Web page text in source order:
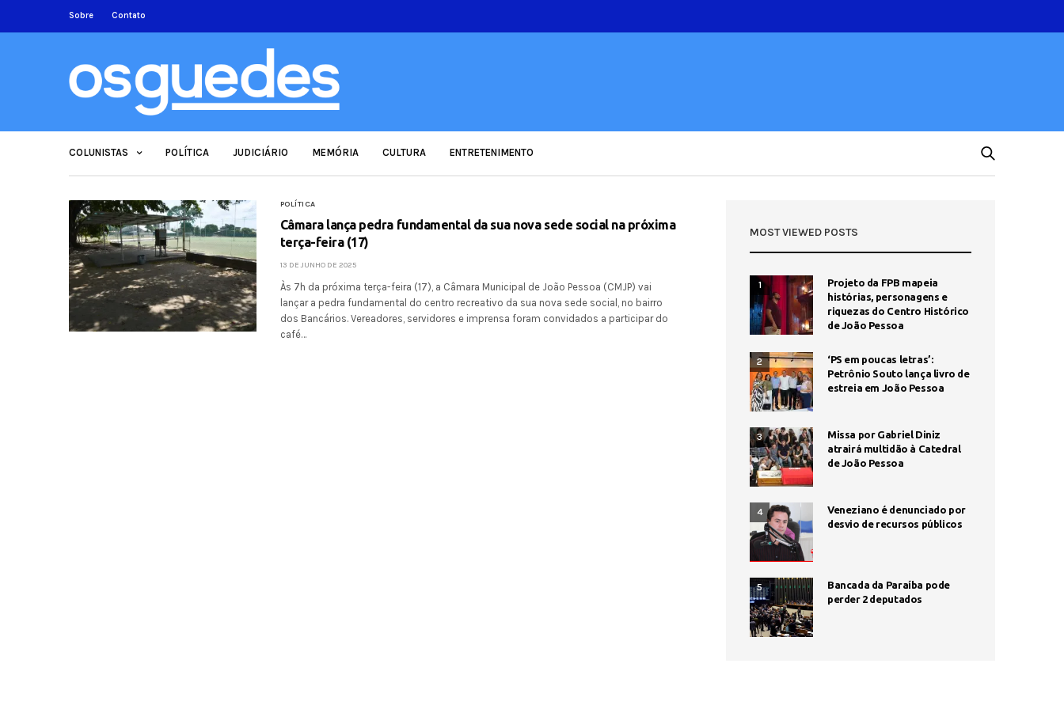
Sobre Contato
COLUNISTAS POLÍTICA JUDICIÁRIO MEMÓRIA CULTURA ENTRETENIMENTO
POLÍTICA
Câmara lança pedra fundamental da sua nova sede social na próxima
terça-feira (17)
13 DE JUNHO DE 2025
Às 7h da próxima terça-feira (17), a Câmara Municipal de João Pessoa (CMJP) vai
lançar a pedra fundamental do centro recreativo da sua nova sede social, no bairro
dos Bancários. Vereadores, servidores e imprensa foram convidados a participar do
café…
MOST VIEWED POSTS
1
Projeto da FPB mapeia
histórias, personagens e
riquezas do Centro Histórico
de João Pessoa
2
‘PS em poucas letras’:
Petrônio Souto lança livro de
estreia em João Pessoa
3
Missa por Gabriel Diniz
atrairá multidão à Catedral
de João Pessoa
4
Veneziano é denunciado por
desvio de recursos públicos
5
Bancada da Paraíba pode
perder 2 deputados